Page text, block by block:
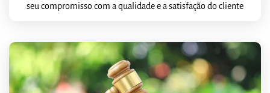
seu compromisso com a qualidade e a satisfação do cliente